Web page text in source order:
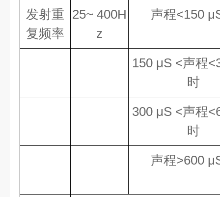
发射重
复频率
25~ 400H
z
声程<150
150 μS <声程
时
300 μS <声程
时
声程>600